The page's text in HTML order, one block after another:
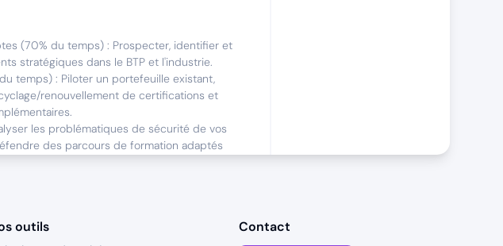
(70% du temps) : Prospecter, identifier et
stratégiques dans le BTP et l'industrie.
temps) : Piloter un portefeuille existant,
renouvellement de certifications et
les problématiques de sécurité de vos
des parcours de formation adaptés
le terrain (4 à 5 jours par semaine), avec une
outils
Contact